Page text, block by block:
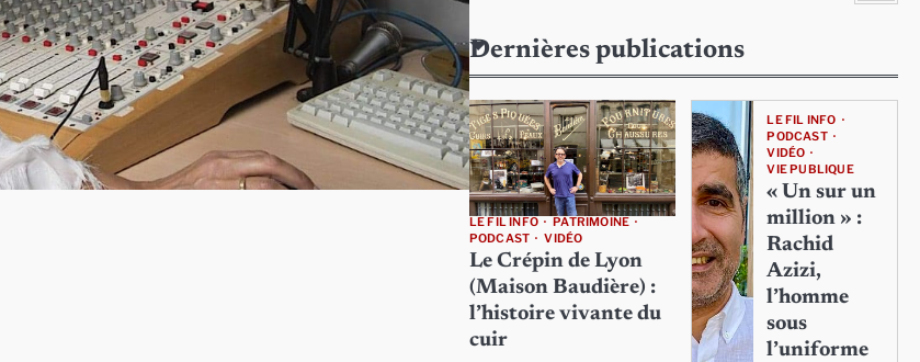
Dernières publications
LE FIL INFO
PATRIMOINE
PODCAST
VIDÉO
Le Crépin de Lyon
(Maison Baudière) :
l’histoire vivante du
cuir
LE FIL INFO
PODCAST
VIDÉO
VIE PUBLIQUE
« Un sur un
million » :
Rachid
Azizi,
l’homme
sous
l’uniforme